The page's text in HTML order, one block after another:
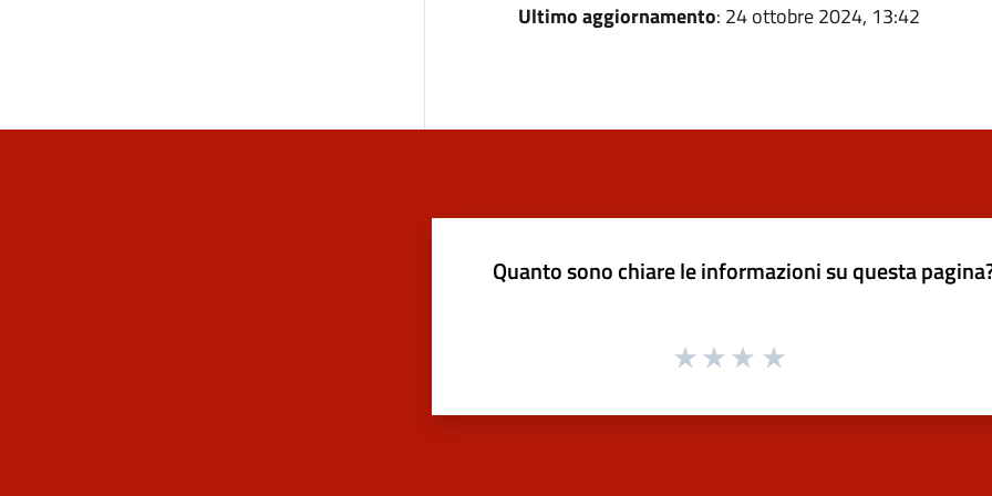
Ultimo aggiornamento: 24 ottobre 2024, 13:42
Quanto sono chiare le informazioni su questa